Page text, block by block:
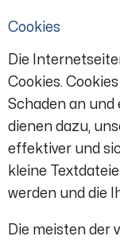
Cookies
Die
Cookies.
Schaden an und
dienen dazu,
effektiver und
kleine
werden und die
Die meisten der